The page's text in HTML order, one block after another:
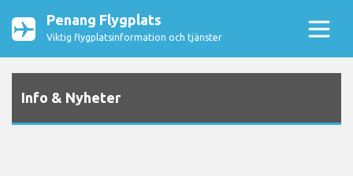
Penang Flygplats
Viktig flygplatsinformation och tjänster
Info & Nyheter